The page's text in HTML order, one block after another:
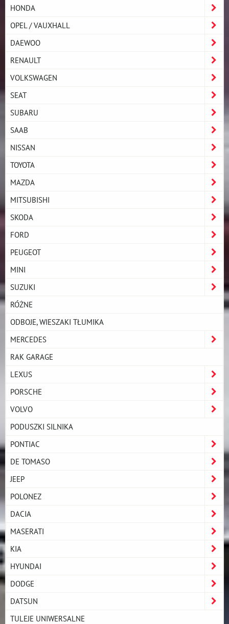
HONDA
OPEL / VAUXHALL
DAEWOO
RENAULT
VOLKSWAGEN
SEAT
SUBARU
SAAB
NISSAN
TOYOTA
MAZDA
MITSUBISHI
SKODA
FORD
PEUGEOT
MINI
SUZUKI
RÓŻNE
ODBOJE, WIESZAKI TŁUMIKA
MERCEDES
RAK GARAGE
LEXUS
PORSCHE
VOLVO
PODUSZKI SILNIKA
PONTIAC
DE TOMASO
JEEP
POLONEZ
DACIA
MASERATI
KIA
HYUNDAI
DODGE
DATSUN
TULEJE UNIWERSALNE